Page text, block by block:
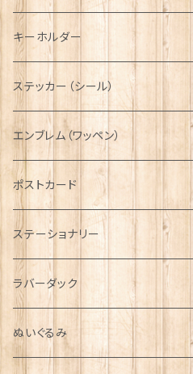
ディアストーカー
ニット帽
タータン【Glencroft】
ボタンラップマフラー【Aran Traditions】
スカーフ
ファッションマスク
その他のアクセサリー
ラブスプーン【PAUL CURTIS】
ティーコジー
その他テーブルウェア
乗り物
動物＆植物
国旗＆紋章
音楽＆楽器
運動＆人物
シンボル
ミリタリー
NAVY
AIRFORCE
ARMY
ピューター
キーホルダー
ステッカー（シール）
エンブレム（ワッペン）
ポストカード
ステーショナリー
ラバーダック
ぬいぐるみ